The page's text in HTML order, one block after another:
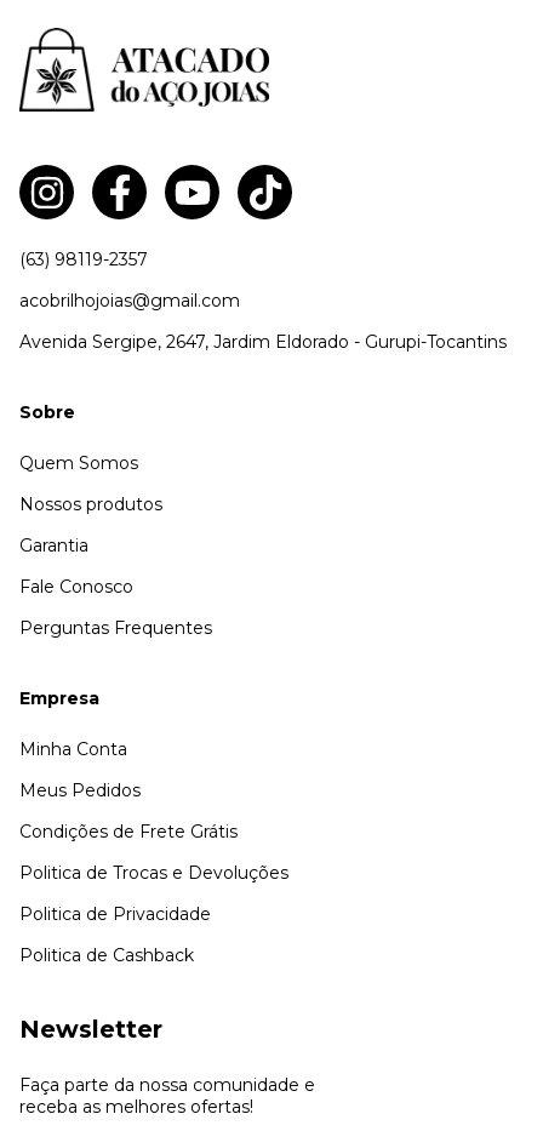
(63) 98119-2357
acobrilhojoias@gmail.com
Avenida Sergipe, 2647, Jardim Eldorado - Gurupi-Tocantins
Sobre
Quem Somos
Nossos produtos
Garantia
Fale Conosco
Perguntas Frequentes
Empresa
Minha Conta
Meus Pedidos
Condições de Frete Grátis
Politica de Trocas e Devoluções
Politica de Privacidade
Politica de Cashback
Newsletter
Faça parte da nossa comunidade e
receba as melhores ofertas!